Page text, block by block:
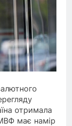
отримала
має намір